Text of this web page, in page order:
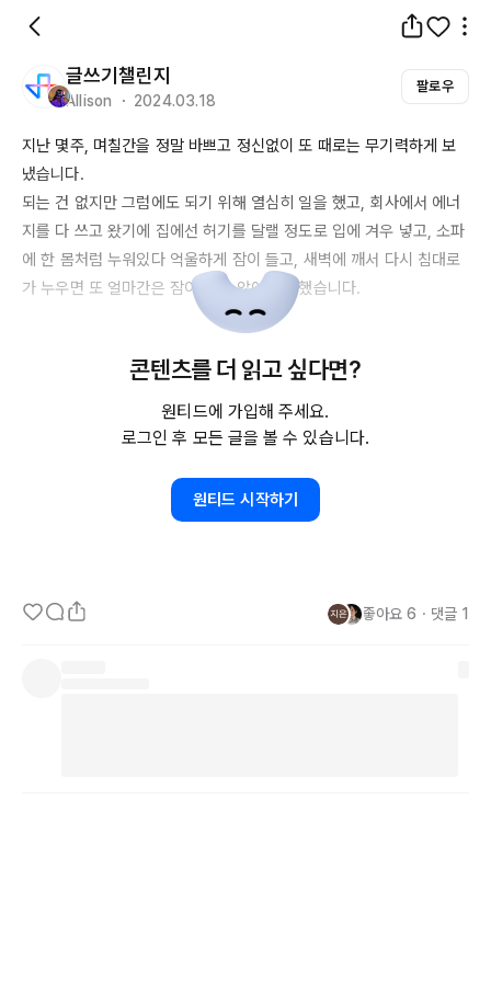
글쓰기챌린지
Allison ・ 2024.03.18
팔로우
지난 몇주, 며칠간을 정말 바쁘고 정신없이 또 때로는 무기력하게 보
냈습니다.
되는 건 없지만 그럼에도 되기 위해 열심히 일을 했고, 회사에서 에너
지를 다 쓰고 왔기에 집에선 허기를 달랠 정도로 입에 겨우 넣고, 소파
에 한 몸처럼 누워있다 억울하게 잠이 들고, 새벽에 깨서 다시 침대로
가 누우면 또 얼마간은 잠이 오질 않아 고생했습니다.
생각이 들었습니다. 내 하루가 얼마나 무너져있나...
그래서 다시 제 하루를 세워보려 합니다.
이렇게 원티드에도 또 제 블로그에도 목표했던 글쓰기를 하고, 한 줄
이라도 책을 읽고, 또 운동도 다시 시작하기로요! 무너져간 날을 생각
콘텐츠를 더 읽고 싶다면?
원티드에 가입해 주세요.
로그인 후 모든 글을 볼 수 있습니다.
원티드 시작하기
좋아요 6 ・ 댓글 1